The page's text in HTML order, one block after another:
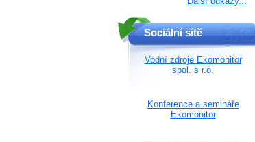
Sociální sítě
Vodní zdroje Ekomonitor
spol. s r.o.
Konference a semináře
Ekomonitor